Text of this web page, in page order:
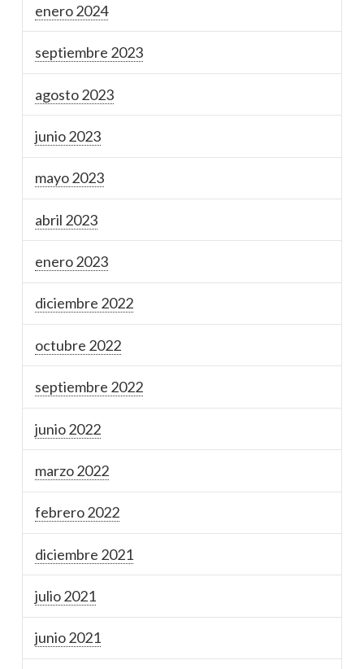
enero 2024
septiembre 2023
agosto 2023
junio 2023
mayo 2023
abril 2023
enero 2023
diciembre 2022
octubre 2022
septiembre 2022
junio 2022
marzo 2022
febrero 2022
diciembre 2021
julio 2021
junio 2021